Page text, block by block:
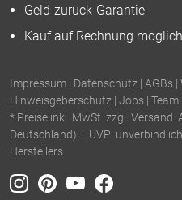
Geld-zurück-Garantie
Kauf auf Rechnung möglich
Impressum | Datenschutz | AGBs |
Hinweisgeberschutz | Jobs | Team
* Preise inkl. MwSt. zzgl.
Deutschland). | UVP:
Herstellers.